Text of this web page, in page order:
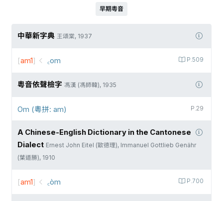
早期粵音
中華新字典 王頌棠, 1937
P.509
[am1] ꜀om
粵音依聲檢字 馮漢 (馮師韓), 1935
P.29
Om (粵拼: am)
A Chinese-English Dictionary in the Cantonese
Dialect Ernest John Eitel (歐德理), Immanuel Gottlieb Genähr
(葉道勝), 1910
P.700
[am1] ꜀òm